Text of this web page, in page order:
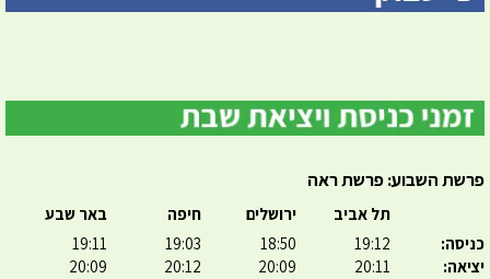
פרשת השבוע: פרשת ראה
כניסה:
יציאה:
תל אביב
19:12
20:11
ירושלים
18:50
20:09
חיפה
19:03
20:12
באר שבע
19:11
20:09